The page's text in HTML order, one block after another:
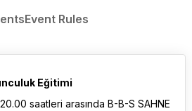
Event Rules
Eğitimi
saatleri arasında B-B-S SAHNE